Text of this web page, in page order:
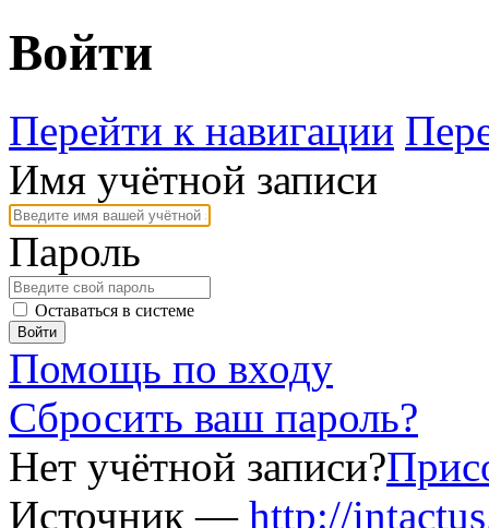
Войти
Перейти к навигации
Имя учётной записи
Пароль
Оставаться в системе
Войти
Помощь по входу
Сбросить ваш пароль?
Нет учётной записи?
Источник — http://